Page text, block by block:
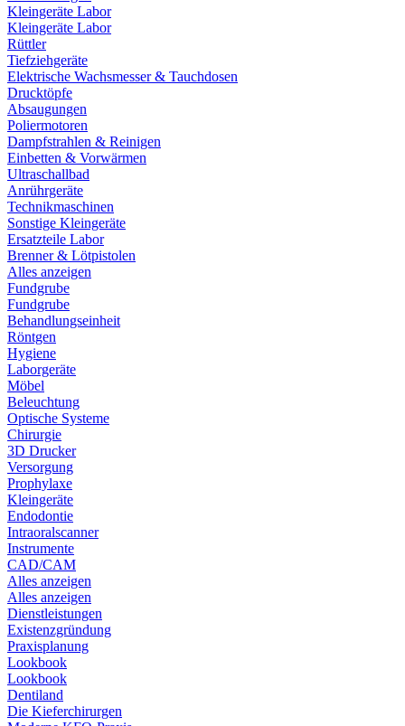
Kleingeräte Labor
Kleingeräte Labor
Rüttler
Tiefziehgeräte
Elektrische Wachsmesser & Tauchdosen
Drucktöpfe
Absaugungen
Poliermotoren
Dampfstrahlen & Reinigen
Einbetten & Vorwärmen
Ultraschallbad
Anrührgeräte
Technikmaschinen
Sonstige Kleingeräte
Ersatzteile Labor
Brenner & Lötpistolen
Alles anzeigen
Fundgrube
Fundgrube
Behandlungseinheit
Röntgen
Hygiene
Laborgeräte
Möbel
Beleuchtung
Optische Systeme
Chirurgie
3D Drucker
Versorgung
Prophylaxe
Kleingeräte
Endodontie
Intraoralscanner
Instrumente
CAD/CAM
Alles anzeigen
Alles anzeigen
Dienstleistungen
Existenzgründung
Praxisplanung
Lookbook
Lookbook
Dentiland
Die Kieferchirurgen